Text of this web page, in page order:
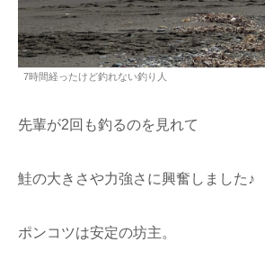
7時間経ったけど釣れない釣り人
先輩が2回も釣るのを見れて
鮭の大きさや力強さに興奮しました♪
ポンコツは安定の坊主。